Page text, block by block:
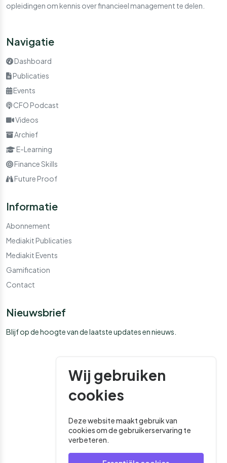
Wij gebruiken
cookies
Deze website maakt gebruik van
cookies om de gebruikerservaring te
verbeteren.
opleidingen om kennis over financieel management te delen.
Navigatie
Dashboard
Publicaties
Events
CFO Podcast
Videos
Archief
E-Learning
Finance Skills
Future Proof
Informatie
Abonnement
Mediakit Publicaties
Mediakit Events
Gamification
Contact
Nieuwsbrief
Blijf op de hoogte van de laatste updates en nieuws.